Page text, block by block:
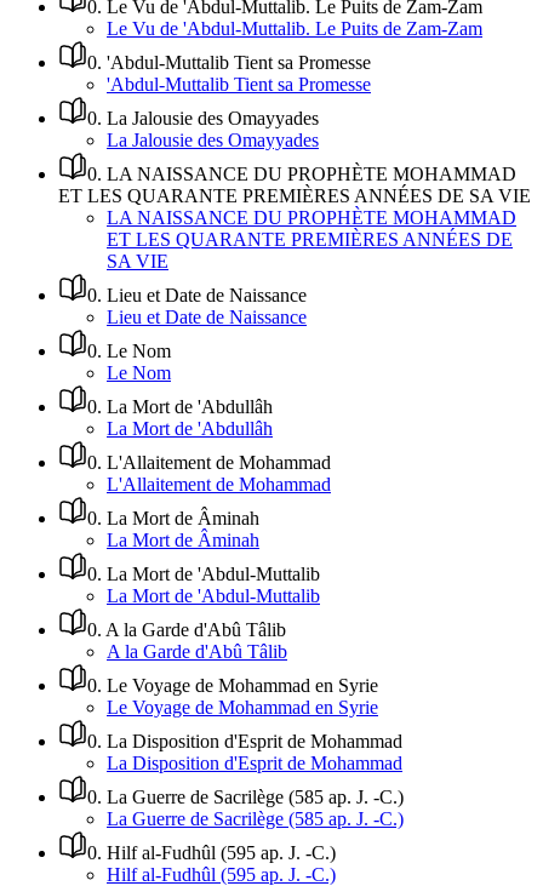
0. Le Vu de 'Abdul-Muttalib. Le Puits de Zam-Zam
Le Vu de 'Abdul-Muttalib. Le Puits de Zam-Zam
0. 'Abdul-Muttalib Tient sa Promesse
'Abdul-Muttalib Tient sa Promesse
0. La Jalousie des Omayyades
La Jalousie des Omayyades
0. LA NAISSANCE DU PROPHÈTE MOHAMMAD
ET LES QUARANTE PREMIÈRES ANNÉES DE SA VIE
LA NAISSANCE DU PROPHÈTE MOHAMMAD
ET LES QUARANTE PREMIÈRES ANNÉES DE
SA VIE
0. Lieu et Date de Naissance
Lieu et Date de Naissance
0. Le Nom
Le Nom
0. La Mort de 'Abdullâh
La Mort de 'Abdullâh
0. L'Allaitement de Mohammad
L'Allaitement de Mohammad
0. La Mort de Âminah
La Mort de Âminah
0. La Mort de 'Abdul-Muttalib
La Mort de 'Abdul-Muttalib
0. A la Garde d'Abû Tâlib
A la Garde d'Abû Tâlib
0. Le Voyage de Mohammad en Syrie
Le Voyage de Mohammad en Syrie
0. La Disposition d'Esprit de Mohammad
La Disposition d'Esprit de Mohammad
0. La Guerre de Sacrilège (585 ap. J. -C.)
La Guerre de Sacrilège (585 ap. J. -C.)
0. Hilf al-Fudhûl (595 ap. J. -C.)
Hilf al-Fudhûl (595 ap. J. -C.)